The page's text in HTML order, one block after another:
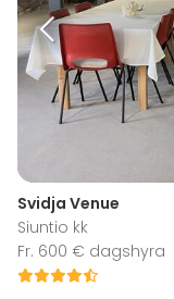
Svidja Venue
Siuntio kk
Fr. 600 € dagshyra